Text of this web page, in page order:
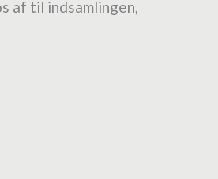
af til indsamlingen,